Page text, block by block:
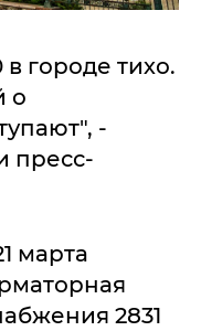
городе тихо.
о
-
пресс-
марта
2831